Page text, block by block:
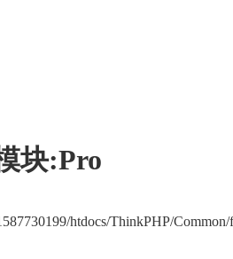
块:Pro
htdocs/ThinkPHP/